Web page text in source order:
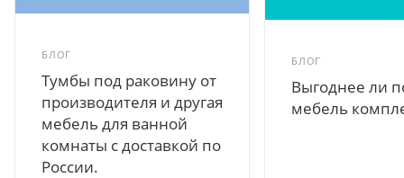
БЛОГ
Тумбы под раковину от
производителя и другая
мебель для ванной
комнаты с доставкой по
России.
БЛОГ
Выгоднее ли
мебель